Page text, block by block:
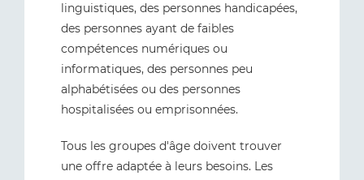
linguistiques, des personnes handicapées,
des personnes ayant de faibles
compétences numériques ou
informatiques, des personnes peu
alphabétisées ou des personnes
hospitalisées ou emprisonnées.
Tous les groupes d'âge doivent trouver
une offre adaptée à leurs besoins. Les